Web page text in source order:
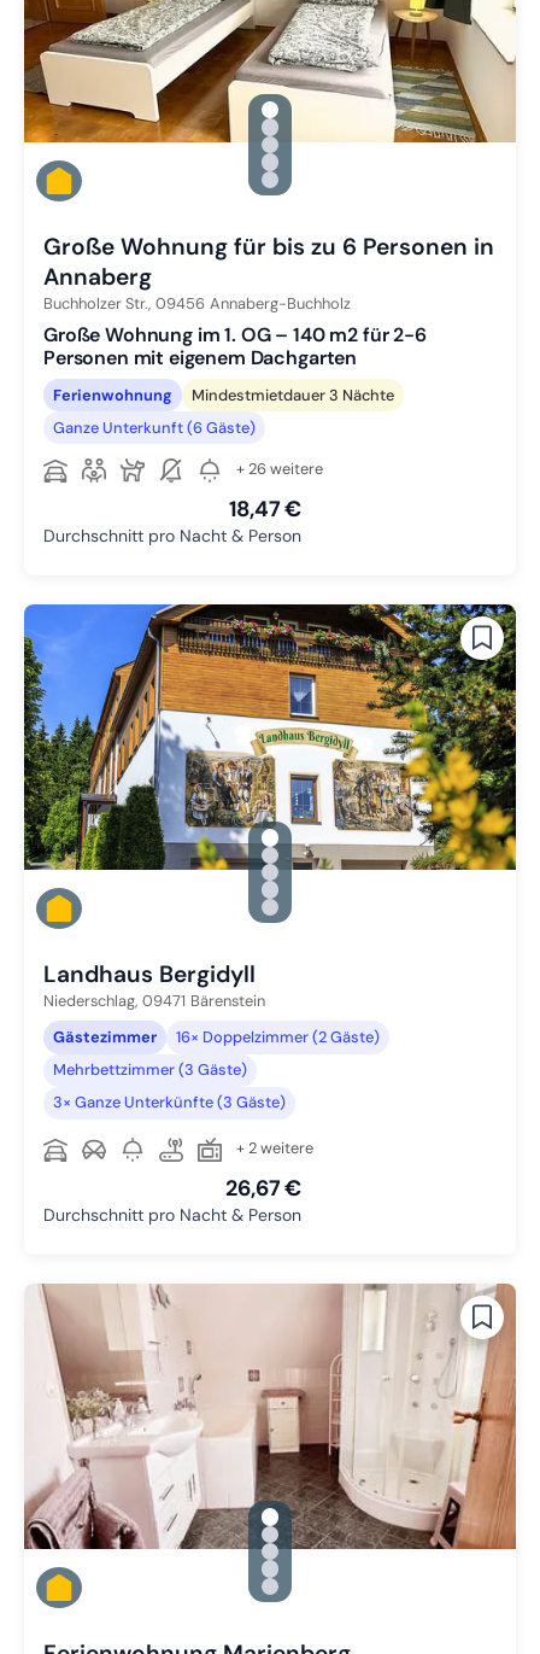
gallery.slide_selector
Zu Slide 1 wechseln
Zu Slide 2 wechseln
Zu Slide 3 wechseln
Zu Slide 4 wechseln
Zu Slide 5 wechseln
Große Wohnung für bis zu 6 Personen in
Annaberg
Buchholzer Str., 09456 Annaberg-Buchholz
Große Wohnung im 1. OG – 140 m2 für 2-6
Personen mit eigenem Dachgarten
Ferienwohnung
Mindestmietdauer 3 Nächte
Ganze Unterkunft (6 Gäste)
+ 26 weitere
18,47 €
Durchschnitt pro Nacht & Person
gallery.slide_selector
Zu Slide 1 wechseln
Zu Slide 2 wechseln
Zu Slide 3 wechseln
Zu Slide 4 wechseln
Zu Slide 5 wechseln
Landhaus Bergidyll
Niederschlag, 09471 Bärenstein
Gästezimmer
16× Doppelzimmer (2 Gäste)
Mehrbettzimmer (3 Gäste)
3× Ganze Unterkünfte (3 Gäste)
+ 2 weitere
26,67 €
Durchschnitt pro Nacht & Person
gallery.slide_selector
Zu Slide 1 wechseln
Zu Slide 2 wechseln
Zu Slide 3 wechseln
Zu Slide 4 wechseln
Zu Slide 5 wechseln